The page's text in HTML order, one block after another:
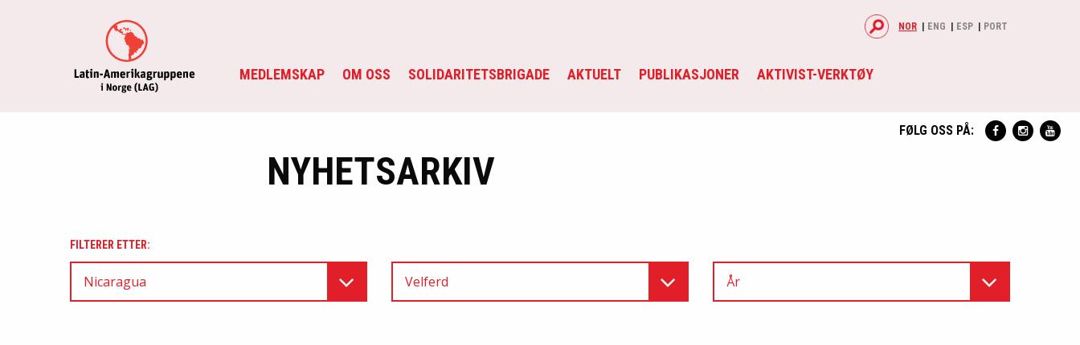
MEDLEMSKAP OM OSS SOLIDARITETSBRIGADE AKTUELT PUBLIKASJONER AKTIVIST-VERKTØY
NOR ENG ESP PORT
FØLG OSS PÅ:
NYHETSARKIV
FILTERER ETTER:
Nicaragua Velferd År